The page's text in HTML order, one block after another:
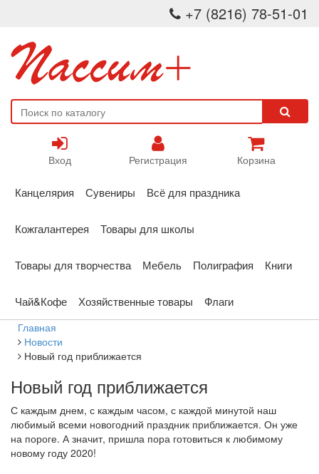
+7 (8216) 78-51-01
Вход Регистрация Корзина
Канцелярия Сувениры Всё для праздника
Кожгалантерея Товары для школы
Товары для творчества Мебель Полиграфия Книги
Чай&Кофе Хозяйственные товары Флаги
Главная
Новости
Новый год приближается
Новый год приближается
С каждым днем, с каждым часом, с каждой минутой наш
любимый всеми новогодний праздник приближается. Он уже
на пороге. А значит, пришла пора готовиться к любимому
новому году 2020!